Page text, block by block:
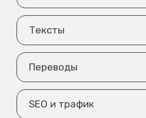
Тексты
Переводы
SEO и трафик